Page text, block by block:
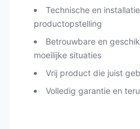
Technische en
productopstelling
Betrouwbare en
moeilijke situaties
Vrij product die juist
Volledig garantie en